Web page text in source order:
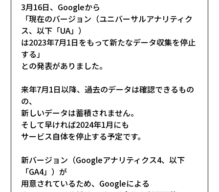
3月16日、Googleから
「現在のバージョン（ユニバーサルアナリティク
ス、以下「UA」）
は2023年7月1日をもって新たなデータ収集を停止
する」
との発表がありました。
来年7月1日以降、過去のデータは確認できるもの
の、
新しいデータは蓄積されません。
そして早ければ2024年1月にも
サービス自体を停止する予定です。
新バージョン（Googleアナリティクス4、以下
「GA4」）が
用意されているため、Googleによる